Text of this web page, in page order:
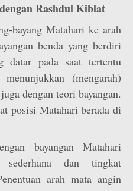
Rashdul Kiblat
bayang Matahari ke arah
benda yang berdiri
datar pada saat tertentu
(mengarah)
dengan teori bayangan.
posisi Matahari berada di
bayangan Matahari
dan tingkat
arah mata angin